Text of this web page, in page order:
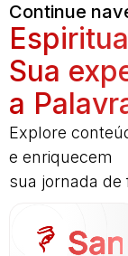
Continue
Sua
a
Explore
e enriquecem
sua jornada de